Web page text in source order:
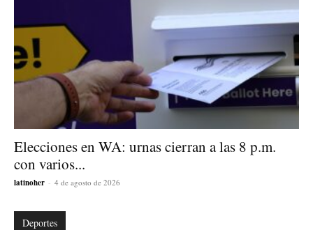
Elecciones en WA: urnas cierran a las 8 p.m.
con varios...
latinoher - 4 de agosto de 2026
Deportes